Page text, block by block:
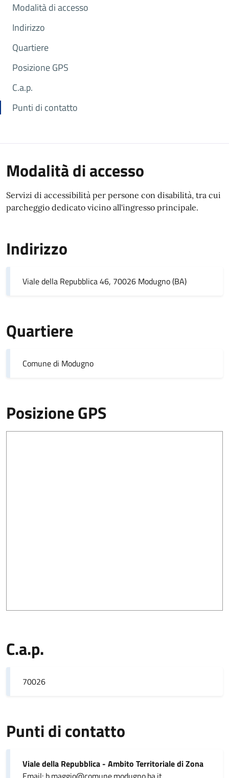
Modalità di accesso
Indirizzo
Quartiere
Posizione GPS
C.a.p.
Punti di contatto
Modalità di accesso
Servizi di accessibilità per persone con disabilità, tra cui
parcheggio dedicato vicino all'ingresso principale.
Indirizzo
Viale della Repubblica 46, 70026 Modugno (BA)
Quartiere
Comune di Modugno
Posizione GPS
C.a.p.
70026
Punti di contatto
Viale della Repubblica - Ambito Territoriale di Zona